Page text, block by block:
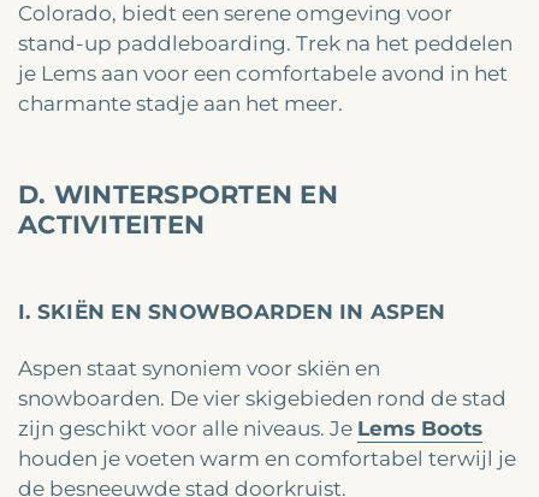
Colorado, biedt een serene omgeving voor
stand-up paddleboarding. Trek na het peddelen
je Lems aan voor een comfortabele avond in het
charmante stadje aan het meer.
D. WINTERSPORTEN EN
ACTIVITEITEN
I. SKIËN EN SNOWBOARDEN IN ASPEN
Aspen staat synoniem voor skiën en
snowboarden. De vier skigebieden rond de stad
zijn geschikt voor alle niveaus. Je Lems Boots
houden je voeten warm en comfortabel terwijl je
de besneeuwde stad doorkruist.